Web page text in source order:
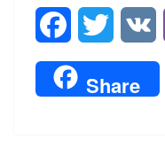
a
c
w
i
K
Share